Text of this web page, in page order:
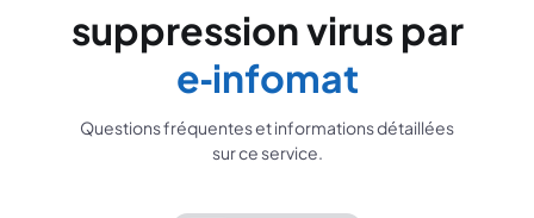
suppression virus par
e‑infomat
Questions fréquentes et informations détaillées
sur ce service.